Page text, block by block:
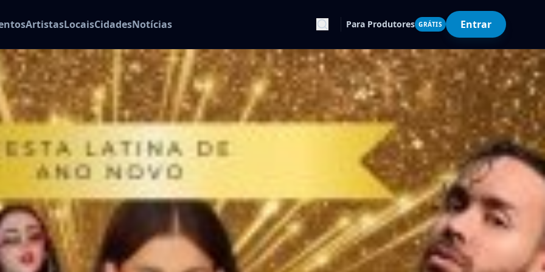
ArtistasLocaisCidadesNotícias Para Produtores GRÁTIS Entrar